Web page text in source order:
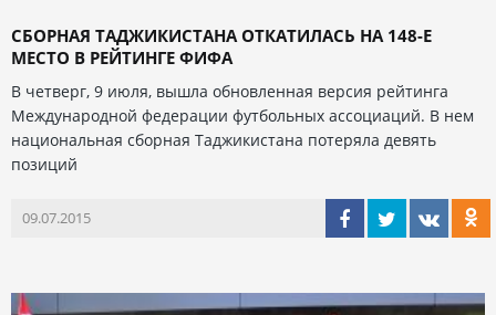
СБОРНАЯ ТАДЖИКИСТАНА ОТКАТИЛАСЬ НА 148-Е
МЕСТО В РЕЙТИНГЕ ФИФА
В четверг, 9 июля, вышла обновленная версия рейтинга
Международной федерации футбольных ассоциаций. В нем
национальная сборная Таджикистана потеряла девять
позиций
09.07.2015